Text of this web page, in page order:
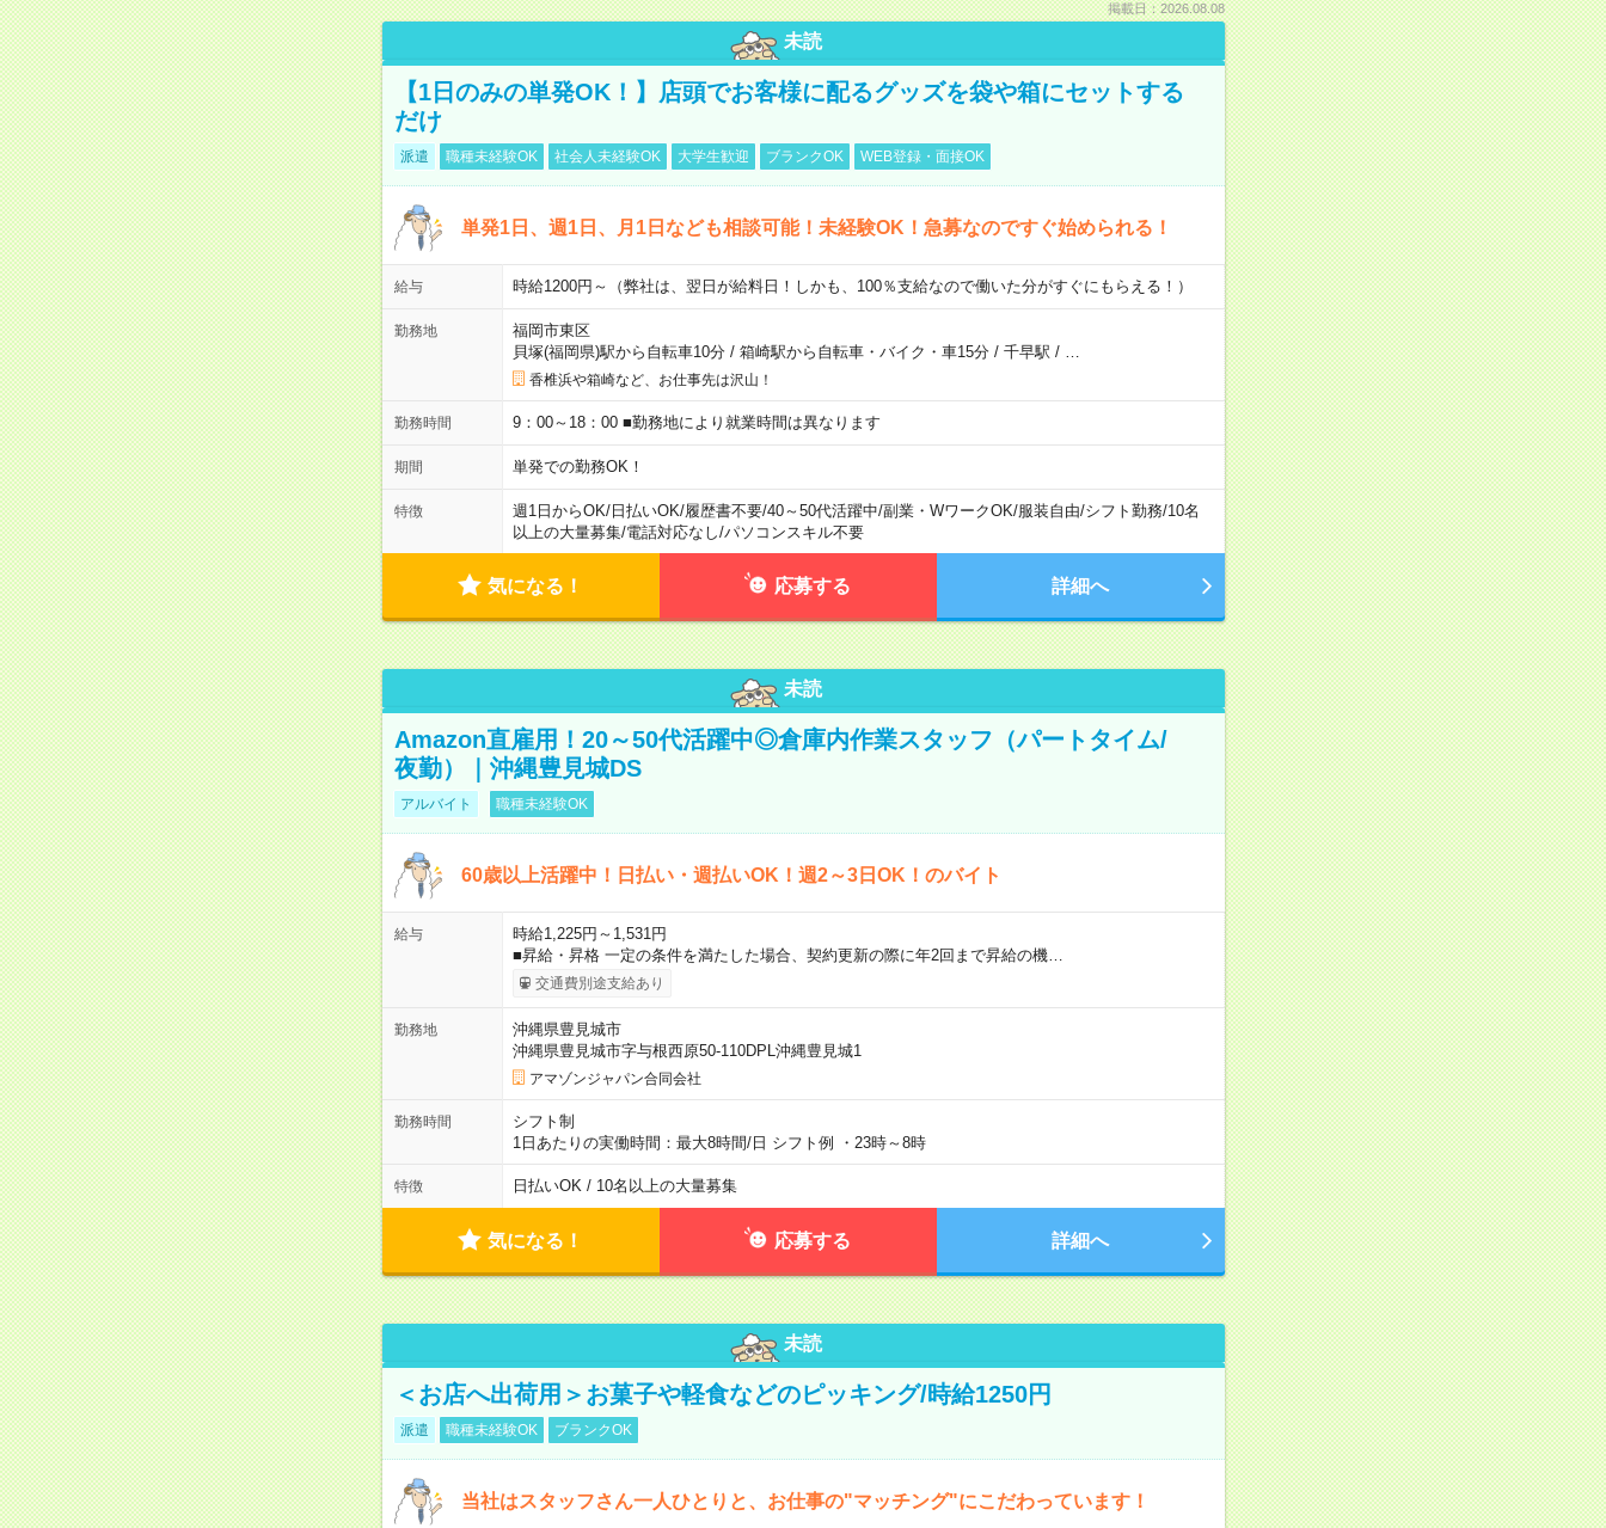
掲載日：2026.08.08
未読
【1日のみの単発OK！】店頭でお客様に配るグッズを袋や箱にセットする
だけ
派遣 職種未経験OK 社会人未経験OK 大学生歓迎 ブランクOK WEB登録・面接OK
単発1日、週1日、月1日なども相談可能！未経験OK！急募なのですぐ始められる！
給与 時給1200円～（弊社は、翌日が給料日！しかも、100％支給なので働いた分がすぐにもらえる！）
勤務地
福岡市東区
貝塚(福岡県)駅から自転車10分/ 箱崎駅から自転車・バイク・車15分/ 千早駅 / …
香椎浜や箱崎など、お仕事先は沢山！
勤務時間 9：00～18：00 ■勤務地により就業時間は異なります
期間 単発での勤務OK！
特徴 週1日からOK/日払いOK/履歴書不要/40～50代活躍中/副業・WワークOK/服装自由/シフト勤務/10名
以上の大量募集/電話対応なし/パソコンスキル不要
気になる！ 応募する 詳細へ
未読
Amazon直雇用！20～50代活躍中◎倉庫内作業スタッフ（パートタイム/
夜勤）｜沖縄豊見城DS
アルバイト 職種未経験OK
60歳以上活躍中！日払い・週払いOK！週2～3日OK！のバイト
給与
時給1,225円～1,531円
■昇給・昇格 一定の条件を満たした場合、契約更新の際に年2回まで昇給の機…
交通費別途支給あり
勤務地
沖縄県豊見城市
沖縄県豊見城市字与根西原50-110DPL沖縄豊見城1
アマゾンジャパン合同会社
勤務時間
シフト制
1日あたりの実働時間：最大8時間/日 シフト例 ・23時～8時
特徴 日払いOK / 10名以上の大量募集
気になる！ 応募する 詳細へ
未読
＜お店へ出荷用＞お菓子や軽食などのピッキング/時給1250円
派遣 職種未経験OK ブランクOK
当社はスタッフさん一人ひとりと、お仕事の"マッチング"にこだわっています！